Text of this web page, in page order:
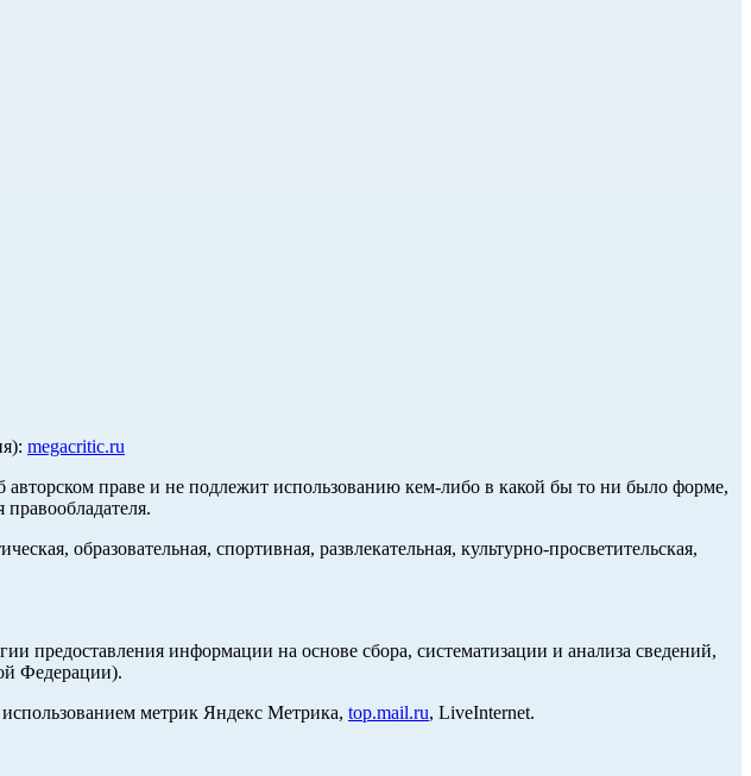
megacritic.ru
авторском праве и не подлежит использованию кем-либо в какой бы то ни было форме,
образовательная, спортивная, развлекательная, культурно-просветительская,
информации на основе сбора, систематизации и анализа сведений,
Федерации).
метрик Яндекс Метрика, top.mail.ru, LiveInternet.